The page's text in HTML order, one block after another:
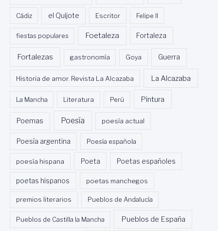
Cádiz el Quijote Escritor Felipe II
fiestas populares Foetaleza Fortaleza
Fortalezas gastronomía Goya Guerra
Historia de amor. Revista La Alcazaba La Alcazaba
La Mancha Literatura Perú Pintura
Poemas Poesía poesía actual
Poesía argentina Poesía española
poesía hispana Poeta Poetas españoles
poetas hispanos poetas manchegos
premios literarios Pueblos de Andalucía
Pueblos de Castilla la Mancha Pueblos de España